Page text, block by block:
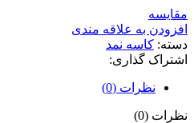
مقايسه
افزودن به علاقه مندی
دسته: کاسه نمد
اشتراک گذاری:
نظرات (0)
نظرات (0)